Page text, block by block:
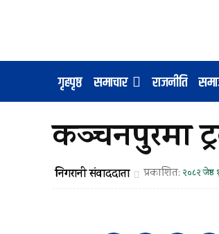
गृहपृष्ठ समाचार राजनीति
कञ्चनपुरमा
निगरानी संवाददाता प्रकाशित: २०८२ जेष्ठ